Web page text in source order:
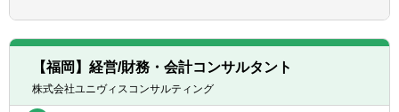
ユニヴィスグループでは、特定の職種に限定
せず、応募者の経験・スキル・志向に応じて
最適なポジションを提案する「オープンポジ
ション」制度を導入しています。
これにより、応募者の可能性を最大限に引き
【福岡】経営/財務・会計コンサルタント
株式会社ユニヴィスコンサルティング